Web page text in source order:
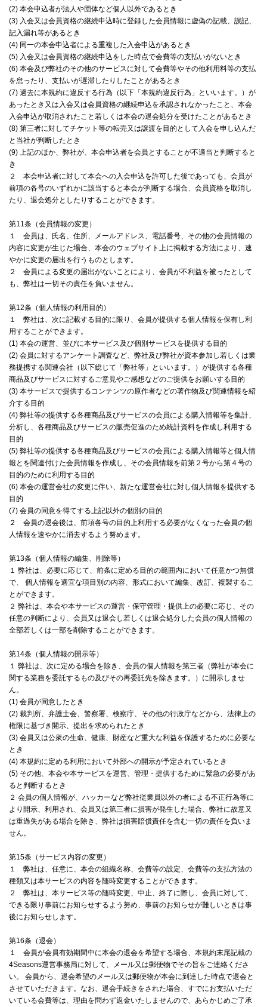
(2) 本会申込者が法人や団体など個人以外であるとき
(3) 入会又は会員資格の継続申込時に登録した会員情報に虚偽の記載、誤記、
記入漏れ等があるとき
(4) 同一の本会申込者による重複した入会申込があるとき
(5) 入会又は会員資格の継続申込をした時点で会費等の支払いがないとき
(6) 本会及び弊社のその他のサービスに対して会費等やその他利用料等の支払
を怠ったり、支払いが遅滞したりしたことがあるとき
(7) 過去に本規約に違反する行為（以下「本規約違反行為」といいます。）が
あったとき又は入会又は会員資格の継続申込を承認されなかったこと、本会
入会申込が取消されたこと若しくは本会の退会処分を受けたことがあるとき
(8) 第三者に対してチケット等の転売又は譲渡を目的として入会を申し込んだ
と当社が判断したとき
(9) 上記のほか、弊社が、本会申込者を会員とすることが不適当と判断すると
き
２ 本会申込者に対して本会への入会申込を許可した後であっても、会員が
前項の各号のいずれかに該当すると本会が判断する場合、会員資格を取消し
たり、退会処分としたりすることができます。
第11条（会員情報の変更）
１ 会員は、氏名、住所、メールアドレス、電話番号、その他の会員情報の
内容に変更が生じた場合、本会のウェブサイト上に掲載する方法により、速
やかに変更の届出を行うものとします。
２ 会員による変更の届出がないことにより、会員が不利益を被ったとして
も、弊社は一切その責任を負いません。
第12条（個人情報の利用目的）
１ 弊社は、次に記載する目的に限り、会員が提供する個人情報を保有し利
用することができます。
(1) 本会の運営、並びに本サービス及び個別サービスを提供する目的
(2) 会員に対するアンケート調査など、弊社及び弊社が資本参加し若しくは業
務提携する関連会社（以下総じて「弊社等」といいます。）が提供する各種
商品及びサービスに対するご意見やご感想などのご提供をお願いする目的
(3) 本サービスで提供するコンテンツの原作者などの著作物及び関連情報を紹
介する目的
(4) 弊社等の提供する各種商品及びサービスの会員による購入情報等を集計、
分析し、各種商品及びサービスの販売促進のため統計資料を作成し利用する
目的
(5) 弊社等の提供する各種商品及びサービスの会員による購入情報等と個人情
報とを関連付けた会員情報を作成し、その会員情報を前第２号から第４号の
目的のために利用する目的
(6) 本会の運営会社の変更に伴い、新たな運営会社に対し個人情報を提供する
目的
(7) 会員の同意を得てする上記以外の個別の目的
２ 会員の退会後は、前項各号の目的上利用する必要がなくなった会員の個
人情報を速やかに消去するよう努めます。
第13条（個人情報の編集、削除等）
１ 弊社は、必要に応じて、前条に定める目的の範囲内において任意かつ無償
で、 個人情報を適宜な項目別の内容、形式において編集、改訂、複製するこ
とができます。
２ 弊社は、本会や本サービスの運営・保守管理・提供上の必要に応じ、その
任意の判断により、会員又は退会し若しくは退会処分した会員の個人情報の
全部若しくは一部を削除することができます。
第14条（個人情報の開示等）
１ 弊社は、次に定める場合を除き、会員の個人情報を第三者（弊社が本会に
関する業務を委託するもの及びその再委託先を除きます。）に開示しませ
ん。
(1) 会員が同意したとき
(2) 裁判所、弁護士会、警察署、検察庁、その他の行政庁などから、法律上の
権限に基づき開示、提出を求められたとき
(3) 会員又は公衆の生命、健康、財産など重大な利益を保護するために必要な
とき
(4) 本規約に定める利用において外部への開示が予定されているとき
(5) その他、本会や本サービスを運営、管理・提供するために緊急の必要があ
ると判断するとき
２ 会員の個人情報が、ハッカーなど弊社従業員以外の者による不正行為等に
より開示、利用され、会員又は第三者に損害が発生した場合、弊社に故意又
は重過失がある場合を除き、弊社は損害賠償責任を含む一切の責任を負いま
せん。
第15条（サービス内容の変更）
１ 弊社は、任意に、本会の組織名称、会費等の設定、会費等の支払方法の
種類又は本サービスの内容を随時変更することができます。
２ 弊社は、本サービス等の随時変更、中止、終了に際し、会員に対して、
できる限り事前にお知らせするよう努め、事前のお知らせが難しいときは事
後にお知らせします。
第16条（退会）
１ 会員が会員有効期間中に本会の退会を希望する場合、本規約末尾記載の
4Seasons運営事務局に対して、メール又は郵便物でその旨をご連絡くださ
い。 会員から、退会希望のメール又は郵便物が本会に到達した時点で退会と
させていただきます。なお、退会手続きをされた場合、すでにお支払いただ
いている会費等は、理由を問わず返金いたしませんので、あらかじめご了承